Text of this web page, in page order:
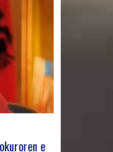
e